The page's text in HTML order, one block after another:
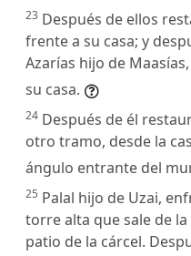
23 Después de ellos
frente a su casa; y
Azarías hijo de
su casa.
24 Después de él
otro tramo, desde la
ángulo entrante del
25 Palal hijo de Uzai,
torre alta que sale de la
patio de la cárcel.